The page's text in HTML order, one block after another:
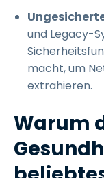
und Legacy-
macht, um
extrahieren.
Warum